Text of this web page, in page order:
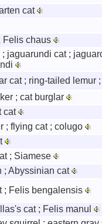
cat
Felis chaus
jaguarundi cat ;
cat ; ring-tailed lemur
; cat burglar
cat
; flying cat ; colugo
; Siamese
; Abyssinian cat
; Felis bengalensis
cat ; Felis manul